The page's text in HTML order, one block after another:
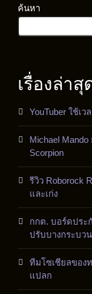
ค้นหา
เรื่องล่าสุ
YouTuber ใช้เ
Michael
Scorpion
รีวิว Roborock
และเก่ง
กกต. บอร์ดประ
ปรับบางกระบว
ทีมโซเชียลของ
แปลก